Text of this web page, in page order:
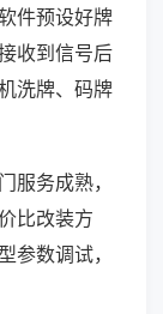
件预设好牌
收到信号后
洗牌、码牌
服务成熟，
比改装方
参数调试，